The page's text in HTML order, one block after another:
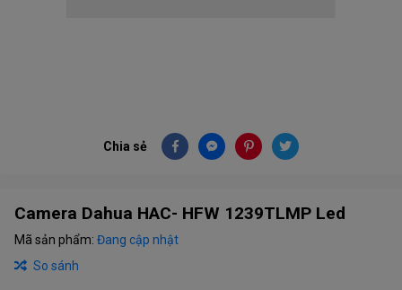
Chia sẻ
Camera Dahua HAC- HFW 1239TLMP Led
Mã sản phẩm: Đang cập nhật
So sánh